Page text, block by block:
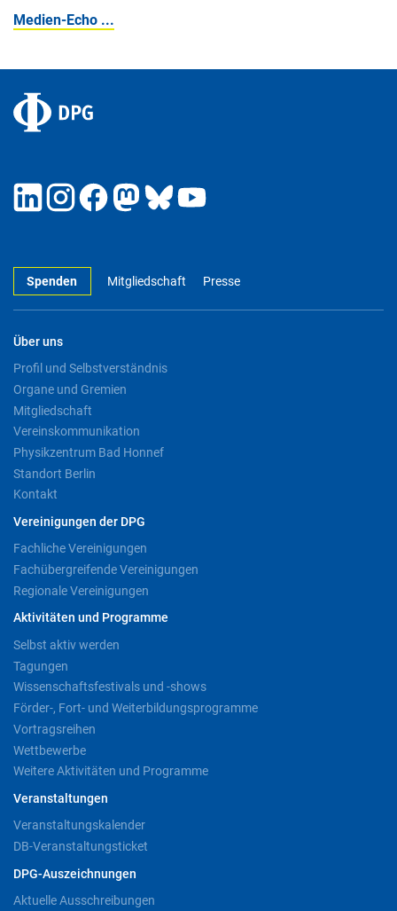
Medien-Echo ...
Spenden Mitgliedschaft Presse
Über uns
Profil und Selbstverständnis
Organe und Gremien
Mitgliedschaft
Vereinskommunikation
Physikzentrum Bad Honnef
Standort Berlin
Kontakt
Vereinigungen der DPG
Fachliche Vereinigungen
Fachübergreifende Vereinigungen
Regionale Vereinigungen
Aktivitäten und Programme
Selbst aktiv werden
Tagungen
Wissenschaftsfestivals und -shows
Förder-, Fort- und Weiterbildungsprogramme
Vortragsreihen
Wettbewerbe
Weitere Aktivitäten und Programme
Veranstaltungen
Veranstaltungskalender
DB-Veranstaltungsticket
DPG-Auszeichnungen
Aktuelle Ausschreibungen